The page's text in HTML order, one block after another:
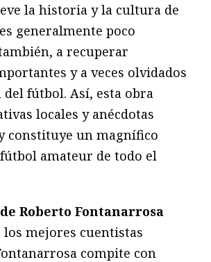
la historia y la cultura de
generalmente poco
a recuperar
y a veces olvidados
fútbol. Así, esta obra
locales y anécdotas
constituye un magnífico
amateur de todo el
de Roberto Fontanarrosa
los mejores cuentistas
compite con